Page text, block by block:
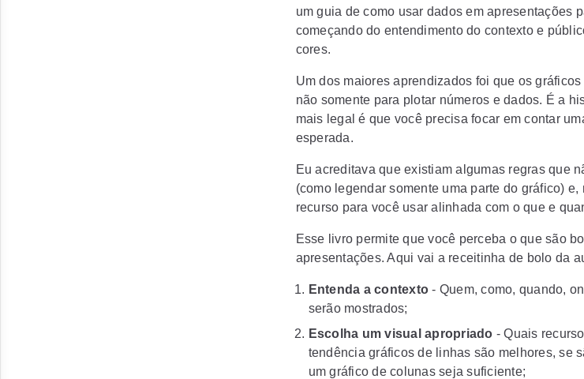
um guia de como usar dados em apresentações
começando do entendimento do contexto e
cores.
Um dos maiores aprendizados foi que os
não somente para plotar números e dados. É a
mais legal é que você precisa focar em contar
esperada.
Eu acreditava que existiam algumas regras que
(como legendar somente uma parte do gráfico)
recurso para você usar alinhada com o que e
Esse livro permite que você perceba o que são
apresentações. Aqui vai a receitinha de bolo da
Entenda a contexto - Quem, como, quando,
serão mostrados;
Escolha um visual apropriado - Quais
tendência gráficos de linhas são melhores, se
um gráfico de colunas seja suficiente;